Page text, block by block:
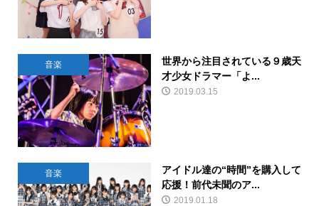
音楽
世界から注目されている９歳天
才少女ドラマー「よ...
2019.03.15
音楽
アイドル達の“時間”を購入して
応援！前代未聞のア...
2019.01.18